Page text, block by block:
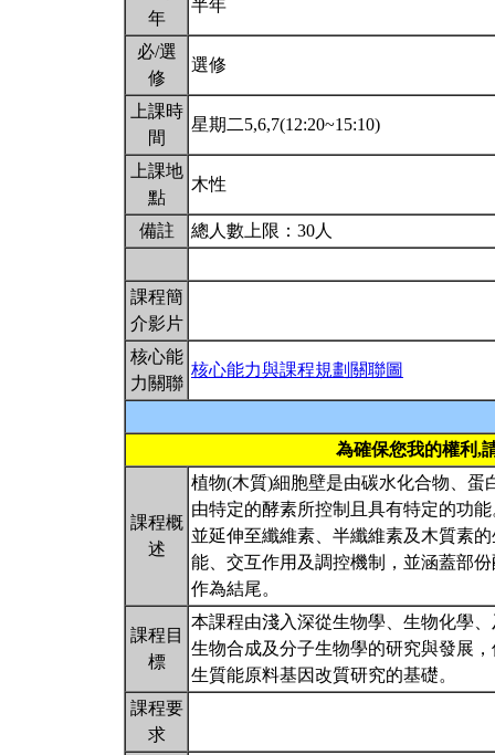
年
半年
必/選
修
選修
上課時
間
星期二5,6,7(12:20~15:10)
上課地
點
木性
備註 總人數上限：30人
課程簡
介影片
核心能
力關聯
核心能力與課程規劃關聯圖
為確保您我的權利,
課程概
述
植物(木質)細胞壁是由碳水化合物、
由特定的酵素所控制且具有特定的功
並延伸至纖維素、半纖維素及木質素
能、交互作用及調控機制，並涵蓋部
作為結尾。
課程目
標
本課程由淺入深從生物學、生物化學
生物合成及分子生物學的研究與發展
生質能原料基因改質研究的基礎。
課程要
求